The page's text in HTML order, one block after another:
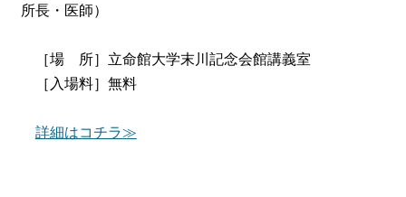
所長・医師）
［場 所］立命館大学末川記念会館講義室
［入場料］無料
詳細はコチラ≫